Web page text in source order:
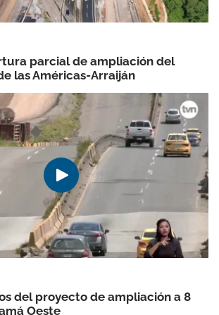
parcial de ampliación del
las Américas-Arraiján
del proyecto de ampliación a 8
Oeste